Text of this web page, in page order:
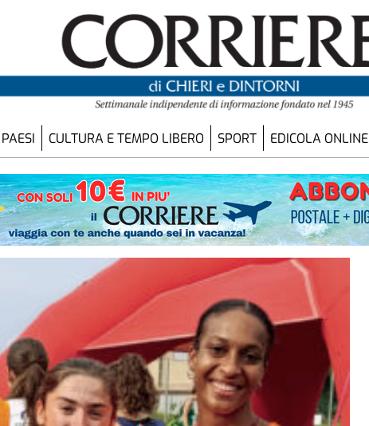
PAESI CULTURA E TEMPO LIBERO SPORT EDICOLA ONLINE